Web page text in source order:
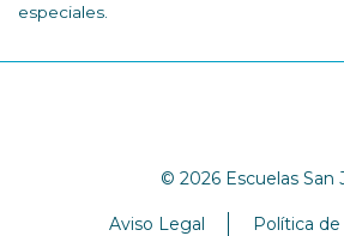
especiales.
© 2026 Escuelas San
Aviso Legal
Política